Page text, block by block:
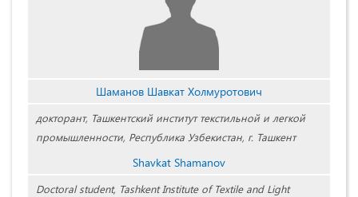
Шаманов Шавкат Холмуротович
докторант, Ташкентский институт текстильной и легкой
промышленности, Республика Узбекистан, г. Ташкент
Shavkat Shamanov
Doctoral student, Tashkent Institute of Textile and Light